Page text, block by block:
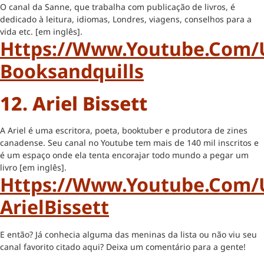
O canal da Sanne, que trabalha com publicação de livros, é
dedicado à leitura, idiomas, Londres, viagens, conselhos para a
vida etc. [em inglês].
Https://
Booksandquills
12. Ariel Bissett
A Ariel é uma escritora, poeta, booktuber e produtora de zines
canadense. Seu canal no Youtube tem mais de 140 mil inscritos e
é um espaço onde ela tenta encorajar todo mundo a pegar um
livro [em inglês].
Https://
ArielBissett
E então? Já conhecia alguma das meninas da lista ou não viu seu
canal favorito citado aqui? Deixa um comentário para a gente!